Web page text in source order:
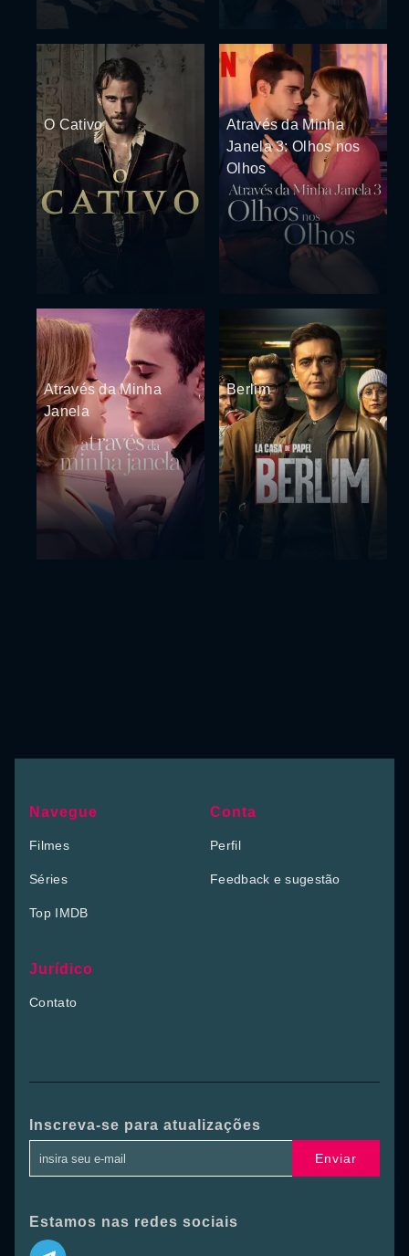
O Cativo
Através da Minha
Janela 3: Olhos nos
Olhos
Através da Minha
Janela
Berlim
Navegue
Filmes
Séries
Top IMDB
Conta
Perfil
Feedback e sugestão
Jurídico
Contato
Inscreva-se para atualizações
Enviar
Estamos nas redes sociais